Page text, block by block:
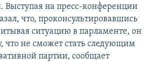
Выступая на пресс-конференции
что, проконсультировавшись
ситуацию в парламенте, он
что не сможет стать следующим
партии, сообщает